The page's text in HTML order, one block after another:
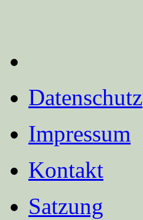
Datenschutz
Impressum
Kontakt
Satzung